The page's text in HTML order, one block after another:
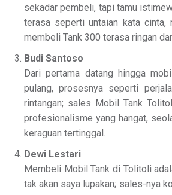
sekadar pembeli, tapi tamu
terasa seperti untaian kata cinta,
membeli Tank 300 terasa ringan
Budi Santoso
Dari pertama datang hingga
pulang, prosesnya seperti
rintangan; sales Mobil Tank
profesionalisme yang hangat,
keraguan tertinggal.
Dewi Lestari
Membeli Mobil Tank di Tolitoli
tak akan saya lupakan; sales-nya